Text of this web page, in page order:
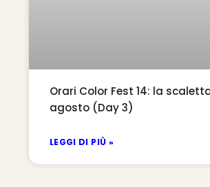
Orari Color Fest 14: la
agosto (Day 3)
LEGGI DI PIÙ »